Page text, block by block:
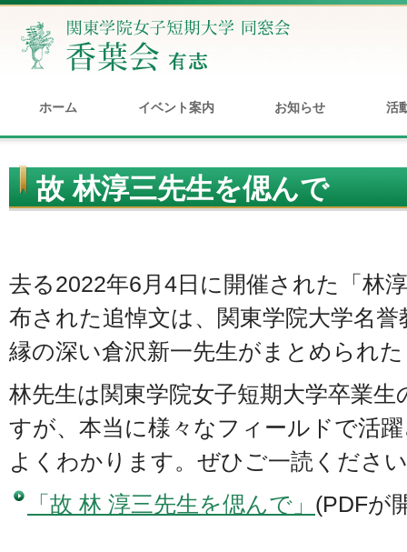
ホーム イベント案内 お知らせ 活
故 林淳三先生を偲んで
去る2022年6月4日に開催された「林
布された追悼文は、関東学院大学名
縁の深い倉沢新一先生がまとめられ
林先生は関東学院女子短期大学卒業
すが、本当に様々なフィールドで活
よくわかります。ぜひご一読くださ
「故 林 淳三先生を偲んで」 (PDFが